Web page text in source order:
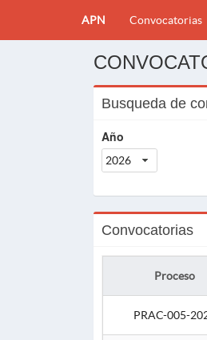
APN Convocatorias
Busqueda de
Año
2026
Convocatorias
Proceso
PRAC-005-